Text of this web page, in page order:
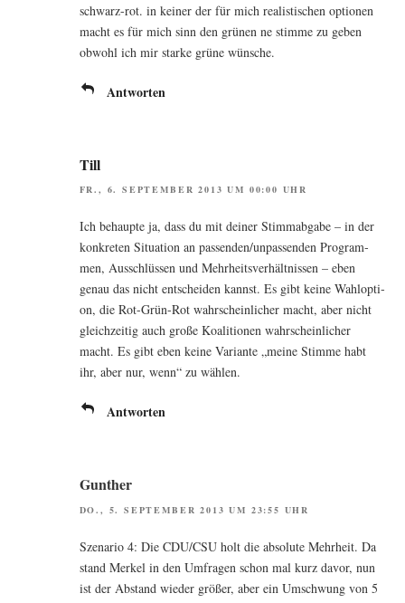
schwarz-rot. in kei­ner der für mich rea­lis­ti­schen optio­nen
macht es für mich sinn den grü­nen ne stim­me zu geben
obwohl ich mir star­ke grü­ne wünsche.
Antworten
Till
FR., 6. SEPTEMBER 2013 UM 00:00 UHR
Ich behaup­te ja, dass du mit dei­ner Stimm­ab­ga­be – in der
kon­kre­ten Situa­ti­on an passenden/unpassenden Pro­gram­
men, Aus­schlüs­sen und Mehr­heits­ver­hält­nis­sen – eben
genau das nicht ent­schei­den kannst. Es gibt kei­ne Wahl­op­ti­
on, die Rot-Grün-Rot wahr­schein­li­cher macht, aber nicht
gleich­zei­tig auch gro­ße Koali­tio­nen wahr­schein­li­cher
macht. Es gibt eben kei­ne Vari­an­te „mei­ne Stim­me habt
ihr, aber nur, wenn“ zu wählen.
Antworten
Gunther
DO., 5. SEPTEMBER 2013 UM 23:55 UHR
Sze­na­rio 4: Die CDU/CSU holt die abso­lu­te Mehr­heit. Da
stand Mer­kel in den Umfra­gen schon mal kurz davor, nun
ist der Abstand wie­der grö­ßer, aber ein Umschwung von 5